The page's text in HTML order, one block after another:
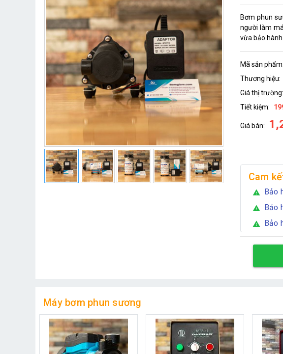
Bơm phun
người làm
vừa bảo
Mã sản phẩm:
Thương hiệu:
Giá thị trường:
Tiết kiệm:
Giá bán:
Cam
warning Bảo
warning Bảo
warning Bảo
Máy bơm phun sương